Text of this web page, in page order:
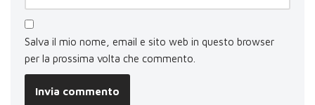
Salva il mio nome, email e sito web in questo browser
per la prossima volta che commento.